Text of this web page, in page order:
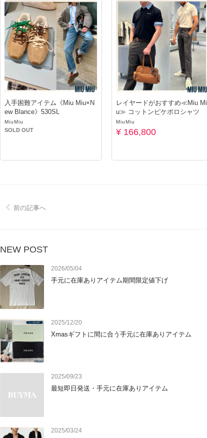
入手困難アイテム《Miu Miu×N
ew Blance》530SL
MiuMiu
SOLD OUT
レイヤードがおすすめ≪Miu Mi
u≫ コットンピケポロシャツ
MiuMiu
¥ 166,800
前の記事へ
NEW POST
2026/05/04
手元に在庫ありアイテム期間限定値下げ
2025/12/20
Xmasギフトに間に合う手元に在庫ありアイテム
2025/09/23
最短即日発送・手元に在庫ありアイテム
2025/03/24